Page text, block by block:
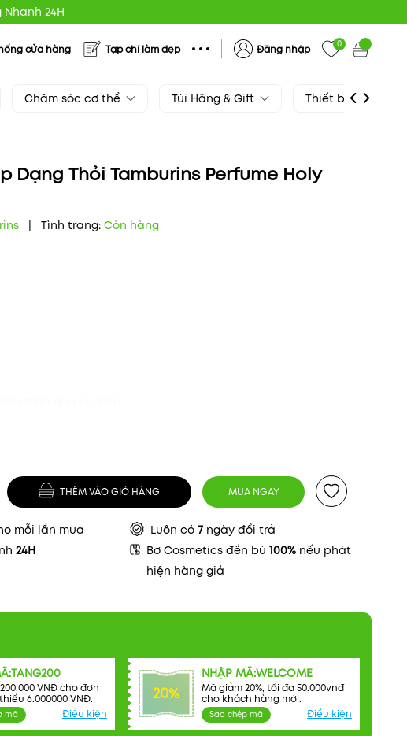
24H
cửa hàng Tạp chí làm đẹp Đăng nhập 0
Chăm sóc cơ thể Túi Hãng & Gift Thiết bị làm đẹp
Dạng Thỏi Tamburins Perfume Holy
Tình trạng: Còn hàng
THÊM VÀO GIỎ HÀNG MUA NGAY
mỗi lần mua Luôn có 7 ngày đổi trả
24H Bơ Cosmetics đền bù100% nếu phát
hiện hàng giả
VNĐ cho đơn
6.000000 VNĐ.
mã Điều kiện
20%
NHẬP MÃ:WELCOME
Mã giảm 20%, tối đa 50.000vnđ
cho khách hàng mới.
Sao chép mã Điều kiện